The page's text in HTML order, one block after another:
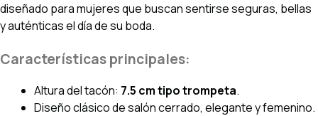
diseñado para mujeres que buscan sentirse seguras, bellas
y auténticas el día de su boda.
Características principales:
Altura del tacón: 7.5 cm tipo trompeta.
Diseño clásico de salón cerrado, elegante y femenino.